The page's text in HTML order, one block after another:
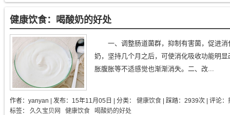
健康饮食：喝酸奶的好处
一、调整肠道菌群，抑制有害菌，促进
奶，坚持几个月之后，可使消化吸收功能明
胀腹胀等不适感觉也渐渐消失。二、改...
作者： yanyan | 发布： 15年11月05日 | 分类： 健康饮食 | 踩踏：2939次 | 评论：
标签： 久久宝贝网 健康饮食 喝酸奶的好处